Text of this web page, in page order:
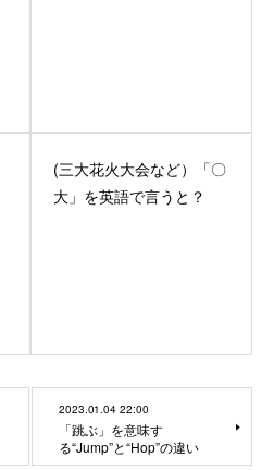
(三大花火大会など）「〇
大」を英語で言うと？
2023.01.04 22:00
「跳ぶ」を意味す
る“Jump”と“Hop”の違い